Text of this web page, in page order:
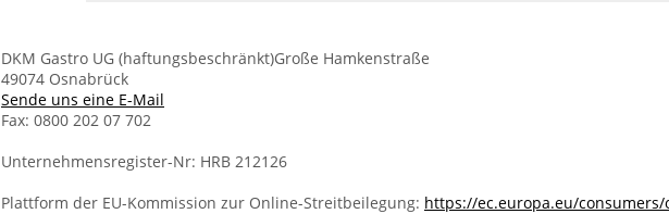
DKM Gastro UG (haftungsbeschränkt)Große Hamkenstraße
49074 Osnabrück
Sende uns eine E-Mail
Fax: 0800 202 07 702
Unternehmensregister-Nr: HRB 212126
Plattform der EU-Kommission zur Online-Streitbeilegung: https://ec.europa.eu/